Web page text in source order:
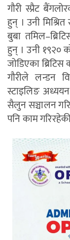
गौरी स्प्रैट
हुन् । उनी
बुबा
हुन् । उनी १९२०
जोडिएका
गौरीले लन्डन
स्टाइलिङ
सैलुन सञ्चालन
पनि काम